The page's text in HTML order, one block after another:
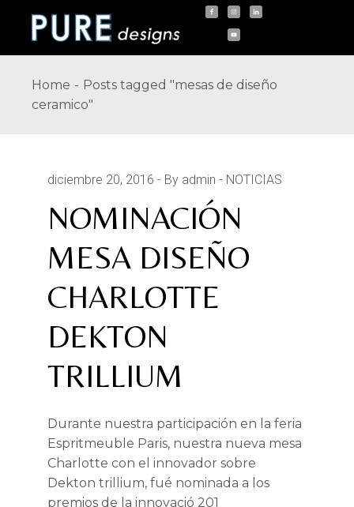
content
Home
Posts tagged "mesas de diseño
ceramico"
diciembre 20, 2016 By admin NOTICIAS
NOMINACIÓN
MESA DISEÑO
CHARLOTTE
DEKTON
TRILLIUM
Durante nuestra participación en la feria
Espritmeuble Paris, nuestra nueva mesa
Charlotte con el innovador sobre
Dekton trillium, fué nominada a los
premios de la innovació 201